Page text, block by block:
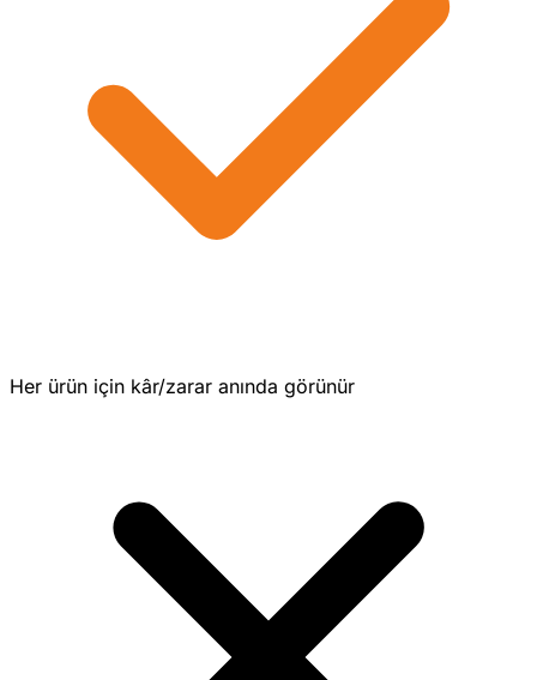
Her ürün için kâr/zarar anında görünür